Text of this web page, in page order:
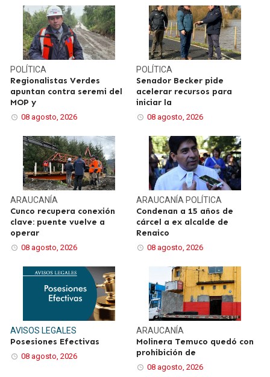
POLÍTICA
Regionalistas Verdes
apuntan contra seremi del
MOP y
08 agosto, 2026
POLÍTICA
Senador Becker pide
acelerar recursos para
iniciar la
08 agosto, 2026
ARAUCANÍA
Cunco recupera conexión
clave: puente vuelve a
operar
08 agosto, 2026
ARAUCANÍA POLÍTICA
Condenan a 15 años de
cárcel a ex alcalde de
Renaico
08 agosto, 2026
AVISOS LEGALES
Posesiones Efectivas
08 agosto, 2026
ARAUCANÍA
Molinera Temuco quedó con
prohibición de
08 agosto, 2026